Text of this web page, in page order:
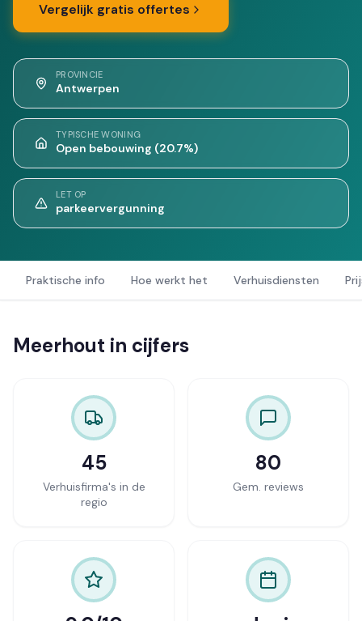
Vergelijk gratis offertes
PROVINCIE
Antwerpen
TYPISCHE WONING
Open bebouwing (20.7%)
LET OP
parkeervergunning
Praktische info Hoe werkt het Verhuisdiensten
Meerhout in cijfers
45
Verhuisfirma's in de
regio
80
Gem. reviews